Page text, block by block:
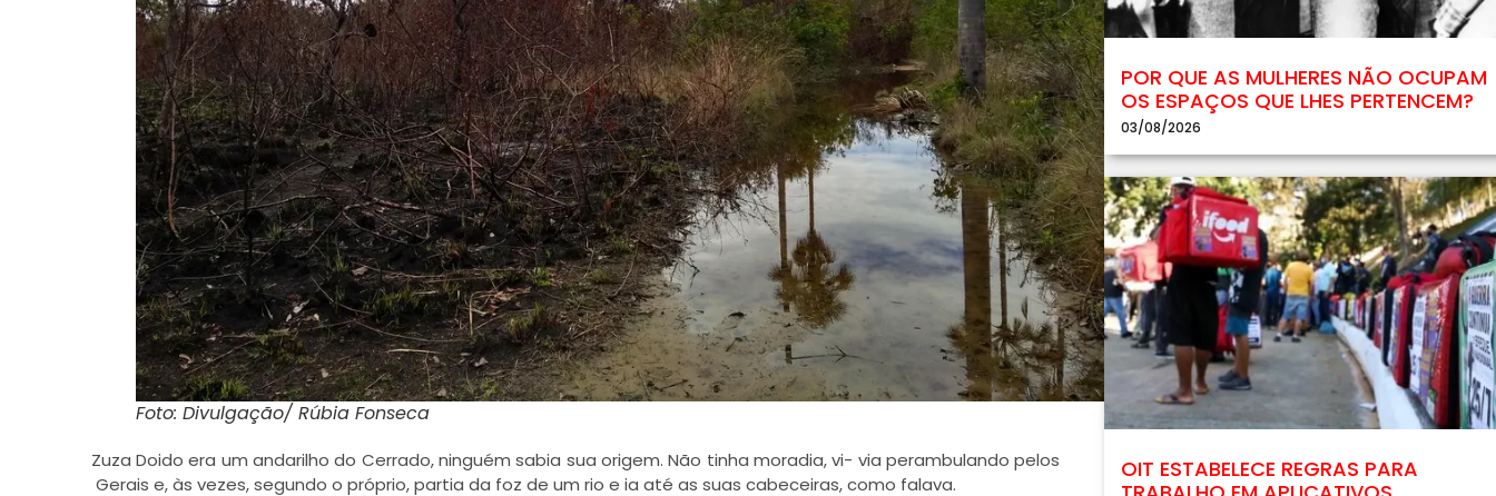
Foto: Divulgação/ Rúbia Fonseca
Zuza Doido era um andarilho do Cerrado, ninguém sabia sua origem. Não tinha moradia, vi- via perambulando pelos
Gerais e, às vezes, segundo o próprio, partia da foz de um rio e ia até as suas cabeceiras, como falava.
POR QUE AS MULHERES NÃO OCUPAM
OS ESPAÇOS QUE LHES PERTENCEM?
03/08/2026
OIT ESTABELECE REGRAS PARA